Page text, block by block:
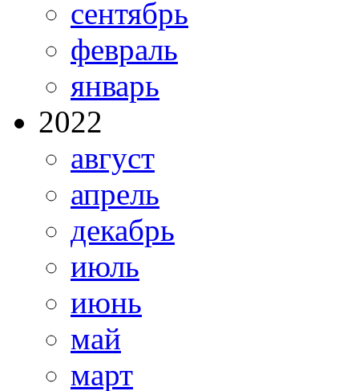
сентябрь
февраль
январь
2022
август
апрель
декабрь
июль
июнь
май
март